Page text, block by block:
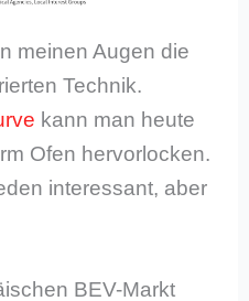
meinen Augen die
Technik.
kann man heute
Ofen hervorlocken.
interessant, aber
BEV-Markt